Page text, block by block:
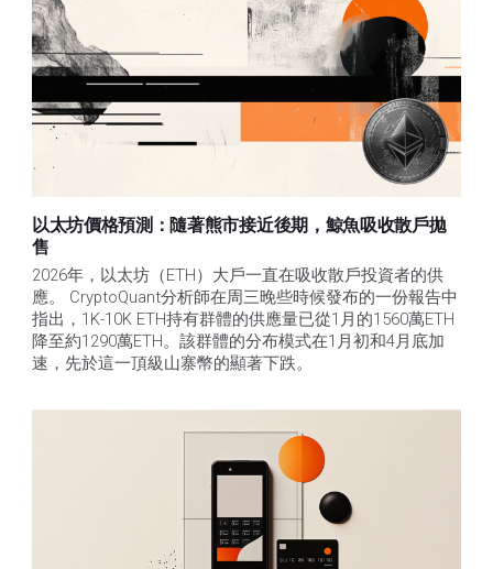
以太坊價格預測：隨著熊市接近後期，鯨魚吸收散戶拋
售​
2026年，以太坊（ETH）大戶一直在吸收散戶投資者的供
應。 CryptoQuant分析師在周三晚些時候發布的一份報告中
指出，1K-10K ETH持有群體的供應量已從1月的1560萬ETH
降至約1290萬ETH。該群體的分布模式在1月初和4月底加
速，先於這一頂級山寨幣的顯著下跌。